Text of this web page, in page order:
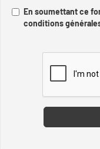
En soumettant ce
conditions